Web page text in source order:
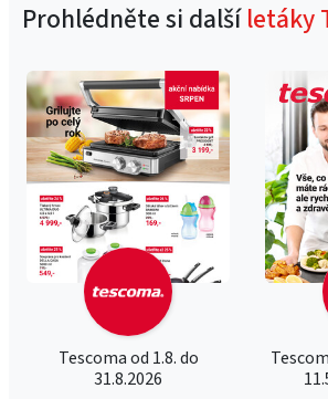
Prohlédněte si dalšíletáky
Tescoma od 1.8. do
31.8.2026